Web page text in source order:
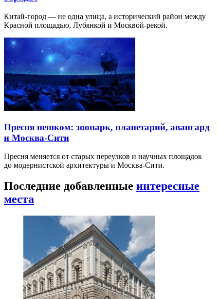
Китай-город — не одна улица, а исторический район между
Красной площадью, Лубянкой и Москвой-рекой.
Пресня пешком: зоопарк, планетарий, авангард
и Москва-Сити
Пресня меняется от старых переулков и научных площадок
до модернистской архитектуры и Москва-Сити.
Последние добавленные интересные
места